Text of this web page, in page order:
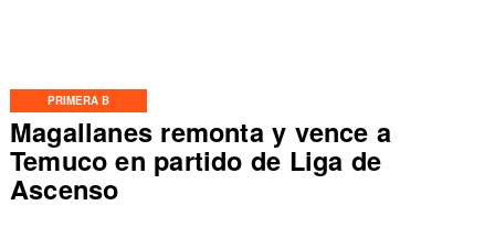
PRIMERA B
Magallanes remonta y vence a
Temuco en partido de Liga de
Ascenso